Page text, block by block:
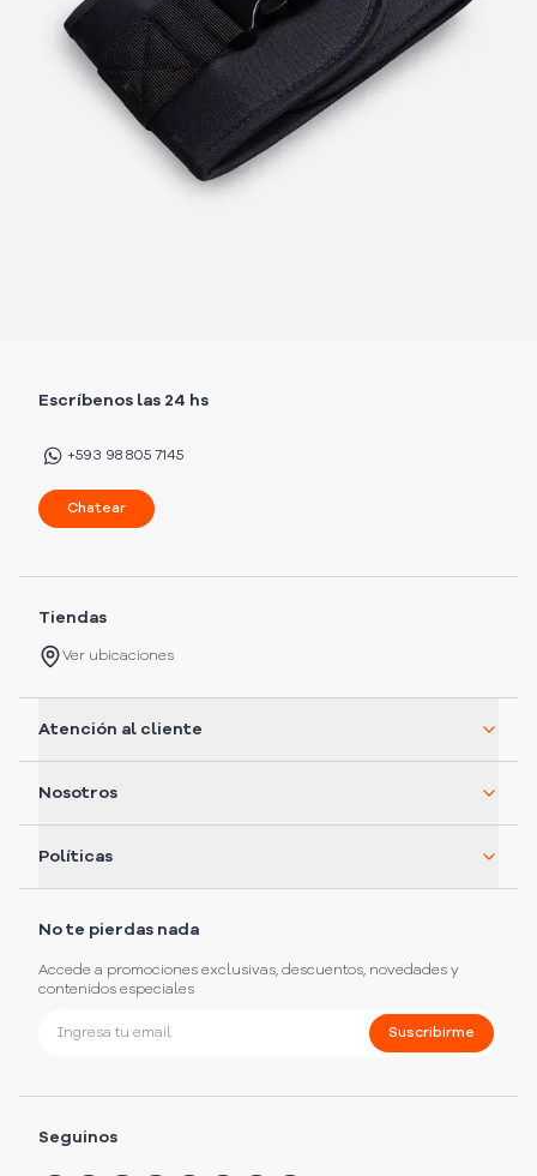
Escríbenos las 24 hs
+593 98 805 7145
Chatear
Tiendas
Ver ubicaciones
Atención al cliente
Nosotros
Políticas
No te pierdas nada
Accede a promociones exclusivas, descuentos, novedades y
contenidos especiales
Suscribirme
Seguinos